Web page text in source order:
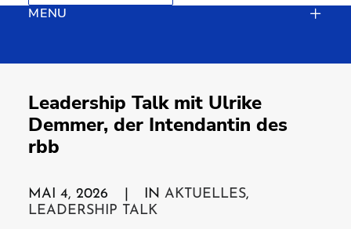
MENU
Leadership Talk mit Ulrike
Demmer, der Intendantin des
rbb
MAI 4, 2026 INAKTUELLES,
LEADERSHIP TALK